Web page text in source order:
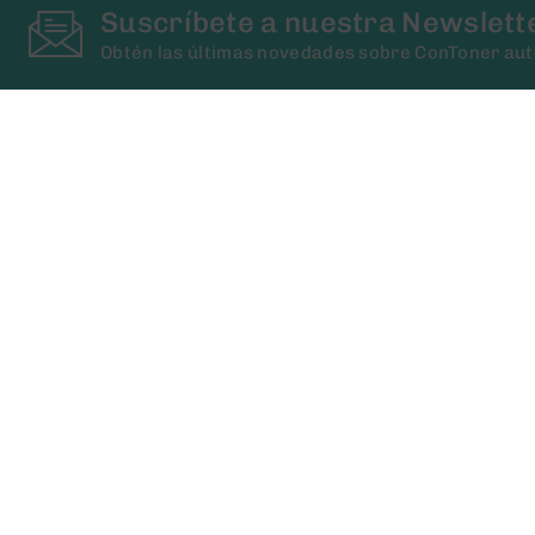
Suscríbete a nuestra
Obtén las últimas novedades sobre ConToner